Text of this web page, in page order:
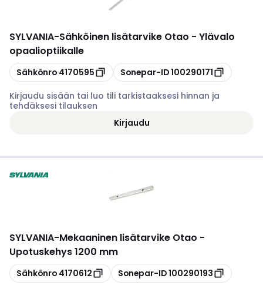
SYLVANIA-Sähköinen lisätarvike Otao - Ylävalo
opaalioptiikalle
Kopioi
Sähkönro 4170595 Kopioi
Sonepar-ID100290171
Kirjaudu sisään tai luo tili tarkistaaksesi hinnan ja
tehdäksesi tilauksen
Kirjaudu
SYLVANIA-Mekaaninen lisätarvike Otao -
Upotuskehys 1200 mm
Kopioi
Sähkönro 4170612 Kopioi
Sonepar-ID100290193